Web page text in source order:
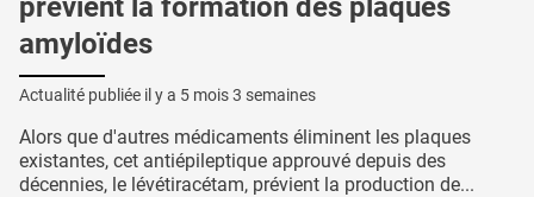
prévient la formation des plaques
amyloïdes
Actualité publiée il y a 5 mois 3 semaines
Alors que d'autres médicaments éliminent les plaques
existantes, cet antiépileptique approuvé depuis des
décennies, le lévétiracétam, prévient la production de...